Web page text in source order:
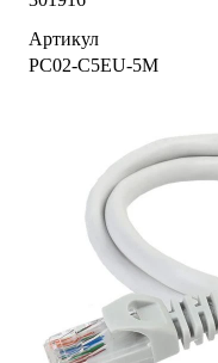
Артикул
PC02-C5EU-5M